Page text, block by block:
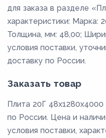
для заказа в разделе
характеристики: Марка:
Толщина, мм: 48,00;
условия поставки,
доставку по России.
Заказать товар
Плита 20Г
по России. Цена и
условия поставки,